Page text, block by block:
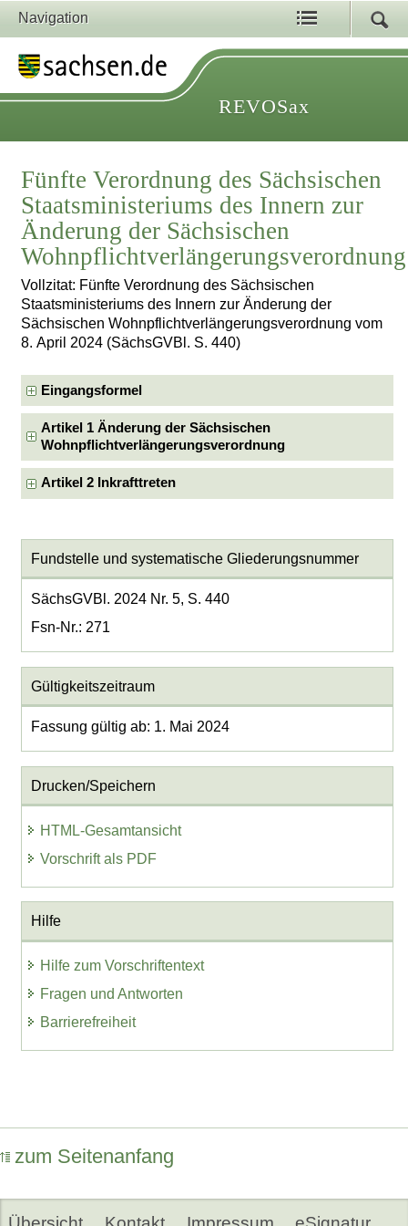
Navigation
REVOSax
Fünfte Verordnung des Sächsischen
Staatsministeriums des Innern zur
Änderung der Sächsischen
Wohnpflichtverlängerungsverordnung
Vollzitat: Fünfte Verordnung des Sächsischen
Staatsministeriums des Innern zur Änderung der
Sächsischen Wohnpflichtverlängerungsverordnung vom
8. April 2024 (SächsGVBl. S. 440)
Eingangsformel
Artikel 1 Änderung der Sächsischen
Wohnpflichtverlängerungsverordnung
Artikel 2 Inkrafttreten
Fundstelle und systematische Gliederungsnummer
SächsGVBl. 2024 Nr. 5, S. 440
Fsn-Nr.: 271
Gültigkeitszeitraum
Fassung gültig ab: 1. Mai 2024
Drucken/Speichern
HTML-Gesamtansicht
Vorschrift als PDF
Hilfe
Hilfe zum Vorschriftentext
Fragen und Antworten
Barrierefreiheit
zum Seitenanfang